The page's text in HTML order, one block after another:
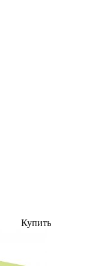
Купить